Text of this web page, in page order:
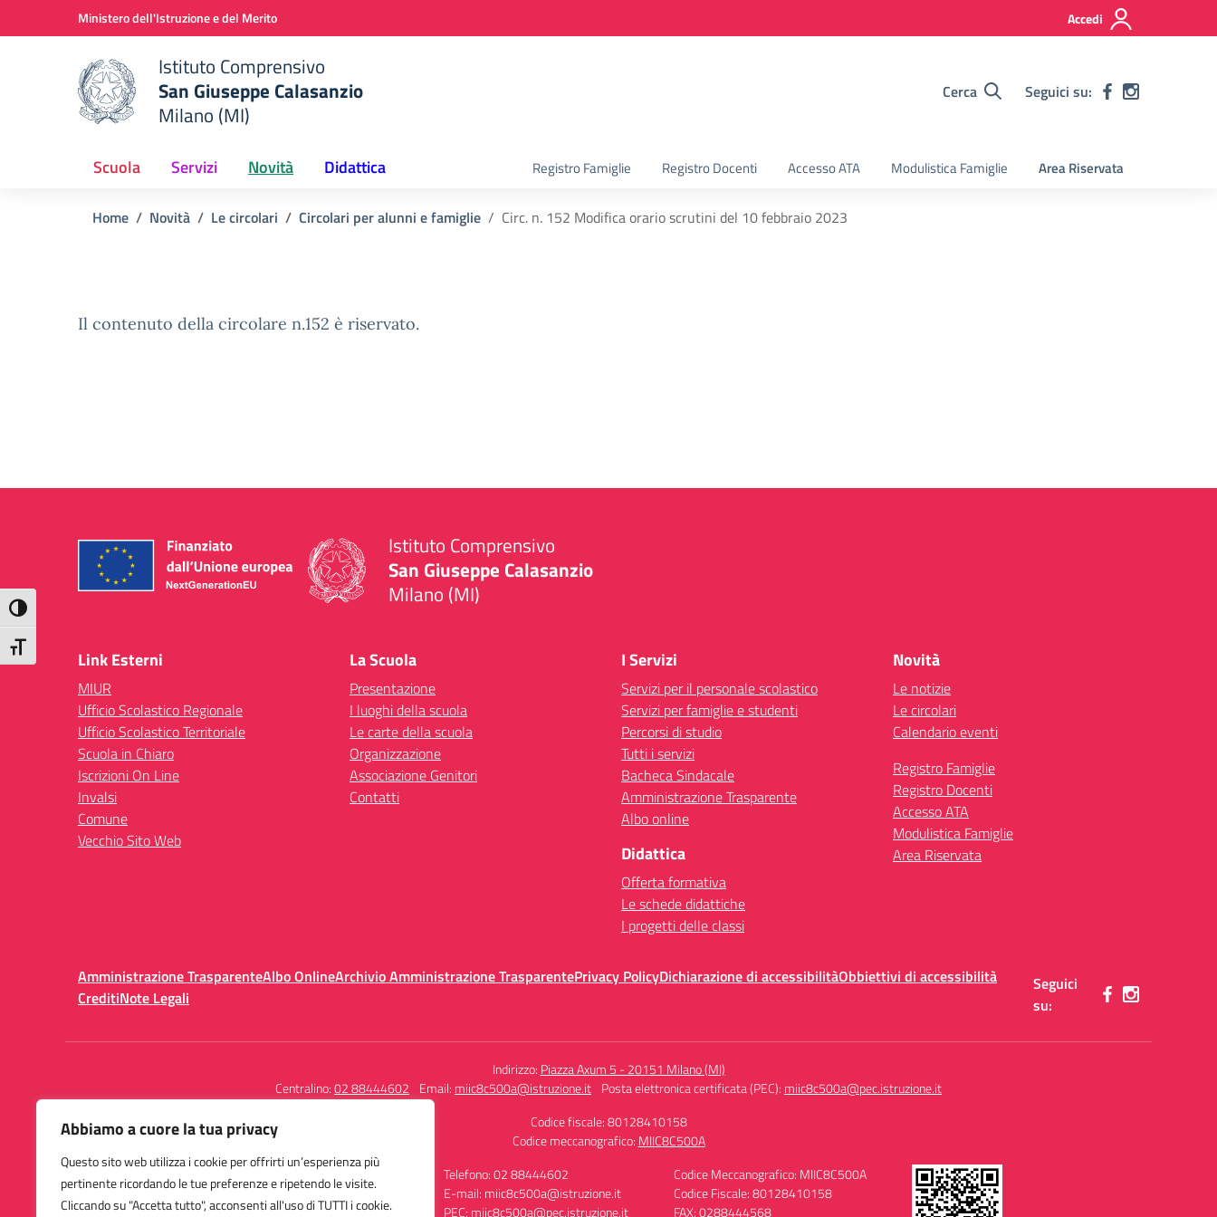
Abbiamo a cuore la tua privacy
Questo sito web utilizza i cookie per offrirti un’esperienza più
pertinente ricordando le tue preferenze e ripetendo le visite.
Cliccando su "Accetta tutto", acconsenti all'uso di TUTTI i cookie.
Attiva/disattiva alto contrasto
Attiva/disattiva dimensione testo
Vai ai contenuti
Vai al menu di navigazioneMinistero dell'Istruzione e del Merito Accedi
scuola
Istituto Comprensivo
San Giuseppe Calasanzio
Milano (MI)
Cerca Seguici su:
Scuola Servizi Novità Didattica Registro Famiglie Registro Docenti Accesso ATA Modulistica Famiglie Area Riservata
Home Novità Le circolari Circolari per alunni e famiglie Circ. n. 152 Modifica orario scrutini del 10 febbraio 2023
Il contenuto della circolare n.152 è riservato.
Istituto Comprensivo
San Giuseppe Calasanzio
Milano (MI)
Link Esterni
MIUR
Ufficio Scolastico Regionale
Ufficio Scolastico Territoriale
Scuola in Chiaro
Iscrizioni On Line
Invalsi
Comune
Vecchio Sito Web
La Scuola
Presentazione
I luoghi della scuola
Le carte della scuola
Organizzazione
Associazione Genitori
Contatti
I Servizi
Servizi per il personale scolastico
Servizi per famiglie e studenti
Percorsi di studio
Tutti i servizi
Bacheca Sindacale
Amministrazione Trasparente
Albo online
Didattica
Offerta formativa
Le schede didattiche
I progetti delle classi
Novità
Le notizie
Le circolari
Calendario eventi
Registro Famiglie
Registro Docenti
Accesso ATA
Modulistica Famiglie
Area Riservata
Amministrazione TrasparenteAlbo OnlineArchivio Amministrazione TrasparentePrivacy PolicyDichiarazione di accessibilitàObbiettivi di accessibilità
CreditiNote Legali
Seguici
su:
Indirizzo: Piazza Axum 5 - 20151 Milano (MI)
Centralino:02 88444602 Email: miic8c500a@istruzione.it Posta elettronica certificata (PEC): miic8c500a@pec.istruzione.it
Codice fiscale: 80128410158
Codice meccanografico: MIIC8C500A
Istituto Comprensivo
San Giuseppe Calasanzio
Piazza Axum 5 - 20151 Milano (MI)
Telefono: 02 88444602
E-mail: miic8c500a@istruzione.it
PEC: miic8c500a@pec.istruzione.it
Codice Meccanografico: MIIC8C500A
Codice Fiscale: 80128410158
FAX: 0288444568